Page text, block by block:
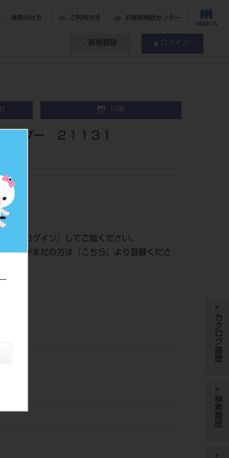
検索の仕方 ご利用方法 お客様相談センター
新規登録 ログイン
印刷
ルダー ２１１３１
ログイン 』してご覧ください。
登録がまだの方は『
こちら 』より登録くださ
カタログ履歴
検索履歴